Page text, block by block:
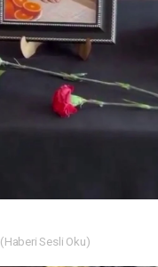
(Haberi Sesli Oku)